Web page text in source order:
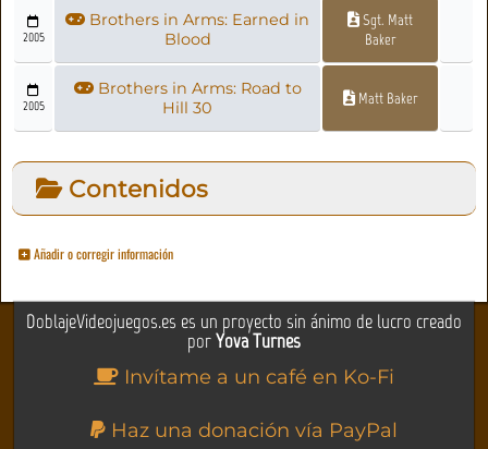
2005
Brothers in Arms: Earned in
Blood
Sgt. Matt
Baker
2005
Brothers in Arms: Road to
Hill 30
Matt Baker
Contenidos
Añadir o corregir información
DoblajeVideojuegos.es es un proyecto sin ánimo de lucro creado
porYova Turnes
Invítame a un café en Ko-Fi
Haz una donación vía PayPal